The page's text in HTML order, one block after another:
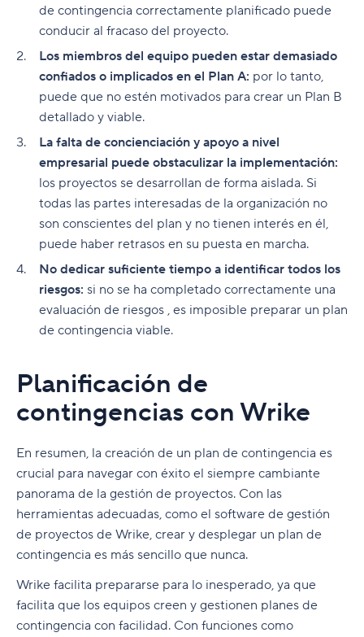
de contingencia correctamente planificado puede
conducir al fracaso del proyecto.
Los miembros del equipo pueden estar demasiado
confiados o implicados en el Plan A: por lo tanto,
puede que no estén motivados para crear un Plan B
detallado y viable.
La falta de concienciación y apoyo a nivel
empresarial puede obstaculizar la implementación:
los proyectos se desarrollan de forma aislada. Si
todas las partes interesadas de la organización no
son conscientes del plan y no tienen interés en él,
puede haber retrasos en su puesta en marcha.
No dedicar suficiente tiempo a identificar todos los
riesgos: si no se ha completado correctamente una
evaluación de riesgos , es imposible preparar un plan
de contingencia viable.
Planificación de
contingencias con Wrike
En resumen, la creación de un plan de contingencia es
crucial para navegar con éxito el siempre cambiante
panorama de la gestión de proyectos. Con las
herramientas adecuadas, como el software de gestión
de proyectos de Wrike, crear y desplegar un plan de
contingencia es más sencillo que nunca.
Wrike facilita prepararse para lo inesperado, ya que
facilita que los equipos creen y gestionen planes de
contingencia con facilidad. Con funciones como